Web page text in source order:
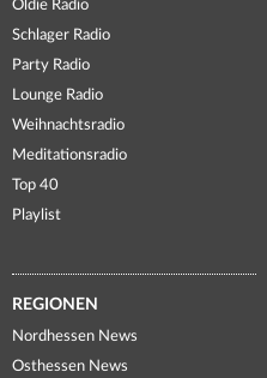
Oldie Radio
Schlager Radio
Party Radio
Lounge Radio
Weihnachtsradio
Meditationsradio
Top 40
Playlist
REGIONEN
Nordhessen News
Osthessen News